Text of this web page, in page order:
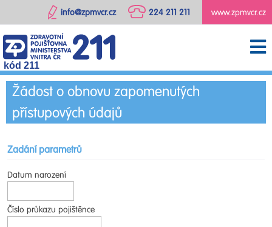
www.zpmvcr.cz
224 211 211
info@zpmvcr.cz
kód 211
Žádost o obnovu zapomenutých
přístupových údajů
Zadání parametrů
Datum narození
Číslo průkazu pojištěnce